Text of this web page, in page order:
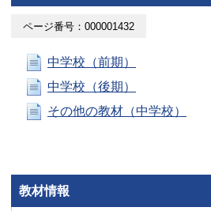
ページ番号：000001432
中学校（前期）
中学校（後期）
その他の教材（中学校）
教材情報